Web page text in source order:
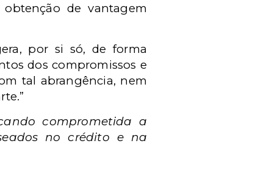
de vantagem
por si só, de forma
dos compromissos e
tal abrangência, nem
comprometida a
no crédito e na